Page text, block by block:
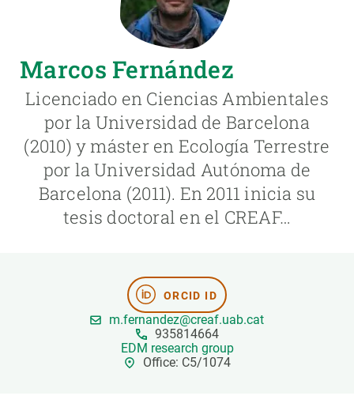
Marcos Fernández
Licenciado en Ciencias Ambientales
por la Universidad de Barcelona
(2010) y máster en Ecología Terrestre
por la Universidad Autónoma de
Barcelona (2011). En 2011 inicia su
tesis doctoral en el CREAF…
ORCID ID
m.fernandez@creaf.uab.cat
935814664
EDM research group
Office: C5/1074
CIENCIA EN ACCIÓN
ÚNETE A NOSOTROS
PARTICIPA
NOTICIAS Y AGENDA